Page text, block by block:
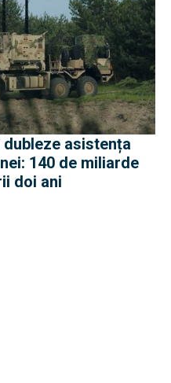
asistența
140 de miliarde
doi ani